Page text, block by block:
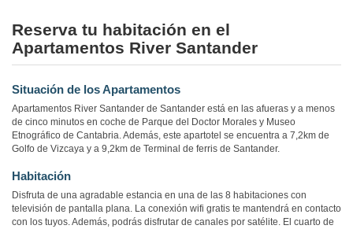
Reserva tu habitación en el
Apartamentos River Santander
Situación de los Apartamentos
Apartamentos River Santander de Santander está en las afueras y a menos
de cinco minutos en coche de Parque del Doctor Morales y Museo
Etnográfico de Cantabria. Además, este apartotel se encuentra a 7,2km de
Golfo de Vizcaya y a 9,2km de Terminal de ferris de Santander.
Habitación
Disfruta de una agradable estancia en una de las 8 habitaciones con
televisión de pantalla plana. La conexión wifi gratis te mantendrá en contacto
con los tuyos. Además, podrás disfrutar de canales por satélite. El cuarto de